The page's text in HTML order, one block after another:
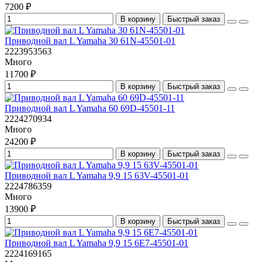
7200 ₽
В корзину Быстрый заказ
Приводной вал L Yamaha 30 61N-45501-01
2223953563
Много
11700 ₽
В корзину Быстрый заказ
Приводной вал L Yamaha 60 69D-45501-11
2224270934
Много
24200 ₽
В корзину Быстрый заказ
Приводной вал L Yamaha 9,9 15 63V-45501-01
2224786359
Много
13900 ₽
В корзину Быстрый заказ
Приводной вал L Yamaha 9,9 15 6E7-45501-01
2224169165